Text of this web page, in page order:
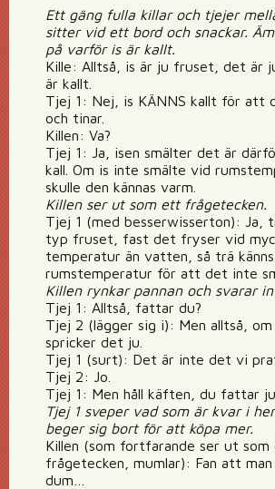
Ett gäng fulla killar och tjejer
sitter vid ett bord och snackar.
på varför is är kallt.
Kille: Alltså, is är ju fruset, det är
är kallt.
Tjej 1: Nej, is KÄNNS kallt för att
och tinar.
Killen: Va?
Tjej 1: Ja, isen smälter det är
kall. Om is inte smälte vid
skulle den kännas varm.
Killen ser ut som ett frågetecken.
Tjej 1 (med besserwisserton): Ja,
typ fruset, fast det fryser vid
temperatur än vatten, så trä
rumstemperatur för att det inte
Killen rynkar pannan och svarar
Tjej 1: Alltså, fattar du?
Tjej 2 (lägger sig i): Men alltså,
spricker det ju.
Tjej 1 (surt): Det är inte det vi
Tjej 2: Jo.
Tjej 1: Men håll käften, du fattar
Tjej 1 sveper vad som är kvar i
beger sig bort för att köpa mer.
Killen (som fortfarande ser ut
frågetecken, mumlar): Fan att man
dum…